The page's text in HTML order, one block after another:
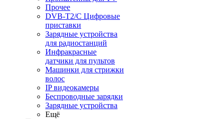
Прочее
DVB-T2/C Цифровые
приставки
Зарядные устройства
для радиостанций
Инфракрасные
датчики для пультов
Машинки для стрижки
волос
IP видеокамеры
Беспроводные зарядки
Зарядные устройства
Ещё